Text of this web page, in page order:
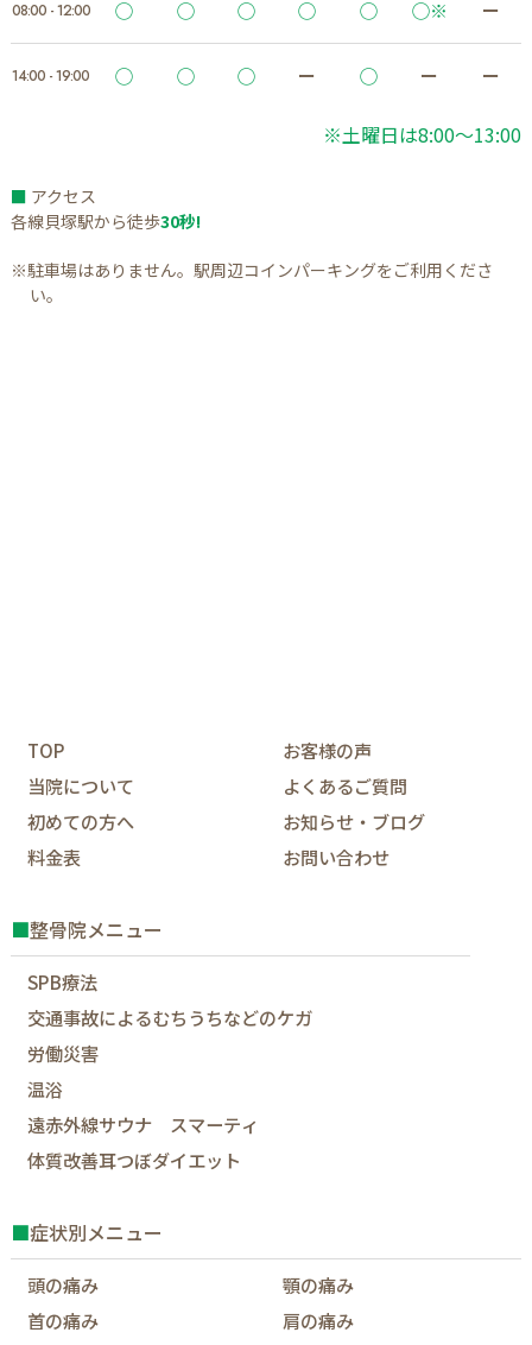
■ アクセス
各線貝塚駅から徒歩30秒!
08:00 - 12:00 ◯ ◯ ◯ ◯ ◯ ◯※ ー
14:00 - 19:00 ◯ ◯ ◯ ー ◯ ー ー
※土曜日は8:00～13:00
※駐車場はありません。駅周辺コインパーキングをご利用くださ
い。
TOP
当院について
初めての方へ
料金表
お客様の声
よくあるご質問
お知らせ・ブログ
お問い合わせ
■整骨院メニュー
SPB療法
交通事故によるむちうちなどのケガ
労働災害
温浴
遠赤外線サウナ スマーティ
体質改善耳つぼダイエット
■症状別メニュー
頭の痛み
顎の痛み
首の痛み
肩の痛み